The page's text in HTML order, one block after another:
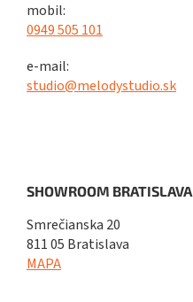
mobil:
0949 505 101
e-mail:
studio@melodystudio.sk
SHOWROOM BRATISLAVA
Smrečianska 20
811 05 Bratislava
MAPA